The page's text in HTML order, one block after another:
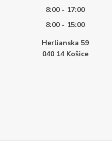
8:00 - 17:00
8:00 - 15:00
Herlianska 59
040 14 Košice